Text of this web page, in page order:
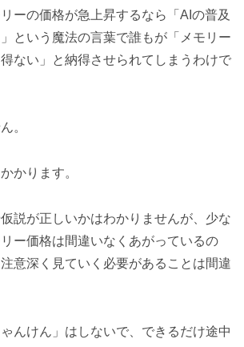
ーの価格が急上昇するなら「AIの普及
という魔法の言葉で誰もが「メモリー
ない」と納得させられてしまうわけで
。
かります。
説が正しいかはわかりませんが、少な
ー価格は間違いなくあがっているの
意深く見ていく必要があることは間違
んけん」はしないで、できるだけ途中